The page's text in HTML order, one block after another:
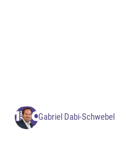
Gabriel Dabi-Schwebel